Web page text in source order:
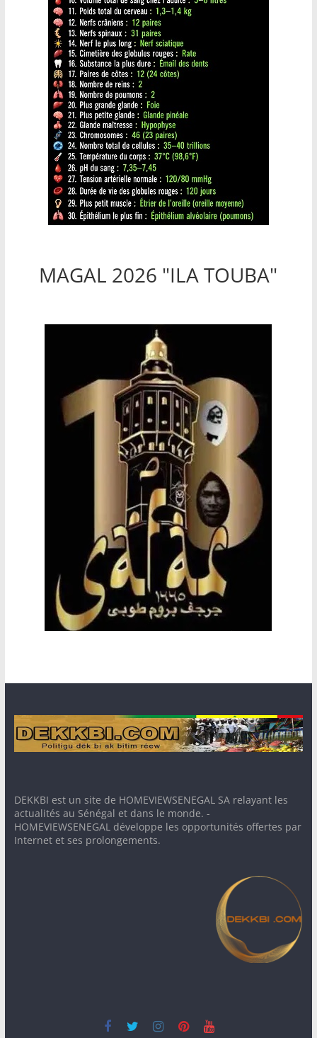
MAGAL 2026 "ILA TOUBA"
DEKKBI est un site de HOMEVIEWSENEGAL SA relayant les
actualités au Sénégal et dans le monde. -
HOMEVIEWSENEGAL développe les opportunités offertes par
Internet et ses prolongements.